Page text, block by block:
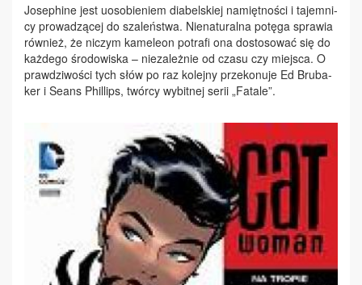
Jo­se­phi­ne jest uoso­bie­niem dia­bel­skiej na­mięt­no­ści i ta­jem­ni­
cy pro­wa­dzą­cej do sza­leń­stwa. Nie­na­tu­ral­na po­tę­ga spra­wia
rów­nież, że ni­czym ka­me­le­on po­tra­fi ona do­sto­so­wać się do
każ­de­go śro­do­wi­ska – nie­za­leż­nie od cza­su czy miej­sca. O
praw­dzi­wo­ści tych słów po raz ko­lej­ny prze­ko­nu­je Ed Bru­ba­
ker i Se­ans Phil­lips, twór­cy wy­bit­nej se­rii „Fa­ta­le”.